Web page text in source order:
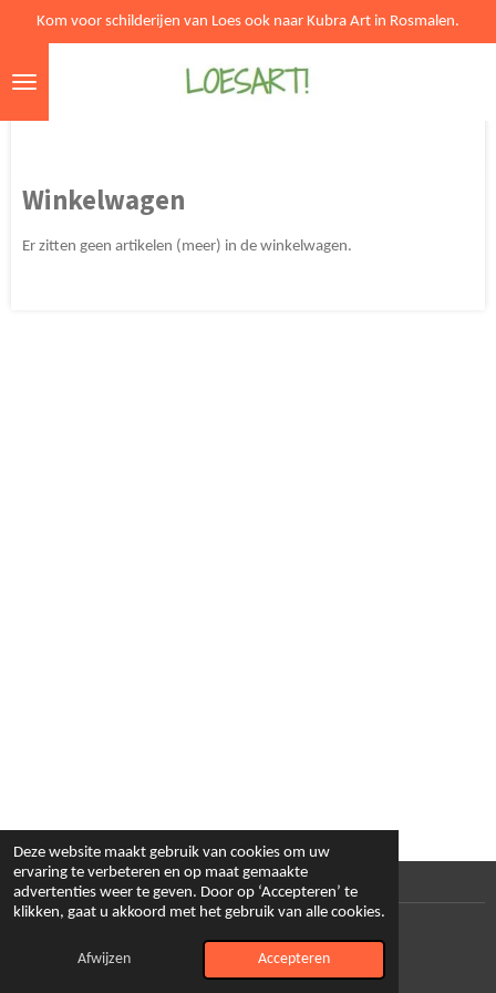
Deze website maakt gebruik van cookies om uw
ervaring te verbeteren en op maat gemaakte
advertenties weer te geven. Door op ‘Accepteren’ te
klikken, gaat u akkoord met het gebruik van alle cookies.
Afwijzen Accepteren
direct
naar
Kom voor schilderijen van Loes ook naar Kubra Art in Rosmalen.
Winkelwagen
Er zitten geen artikelen (meer) in de winkelwagen.
© 2024 - 2026 Loesart